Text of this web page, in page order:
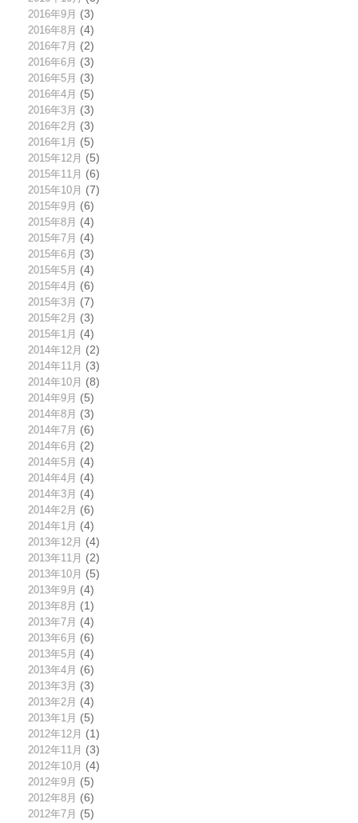
2016年9月 (3)
2016年8月 (4)
2016年7月 (2)
2016年6月 (3)
2016年5月 (3)
2016年4月 (5)
2016年3月 (3)
2016年2月 (3)
2016年1月 (5)
2015年12月 (5)
2015年11月 (6)
2015年10月 (7)
2015年9月 (6)
2015年8月 (4)
2015年7月 (4)
2015年6月 (3)
2015年5月 (4)
2015年4月 (6)
2015年3月 (7)
2015年2月 (3)
2015年1月 (4)
2014年12月 (2)
2014年11月 (3)
2014年10月 (8)
2014年9月 (5)
2014年8月 (3)
2014年7月 (6)
2014年6月 (2)
2014年5月 (4)
2014年4月 (4)
2014年3月 (4)
2014年2月 (6)
2014年1月 (4)
2013年12月 (4)
2013年11月 (2)
2013年10月 (5)
2013年9月 (4)
2013年8月 (1)
2013年7月 (4)
2013年6月 (6)
2013年5月 (4)
2013年4月 (6)
2013年3月 (3)
2013年2月 (4)
2013年1月 (5)
2012年12月 (1)
2012年11月 (3)
2012年10月 (4)
2012年9月 (5)
2012年8月 (6)
2012年7月 (5)